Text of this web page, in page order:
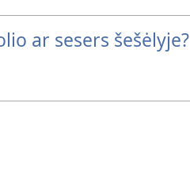
ar sesers šešėlyje?